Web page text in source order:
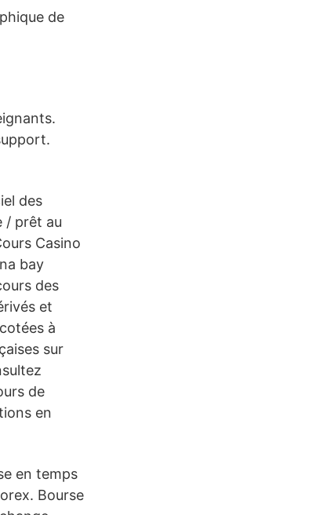
de
des
/ prêt au
Casino
bay
des
et
à
sur
de
en
en temps
Bourse